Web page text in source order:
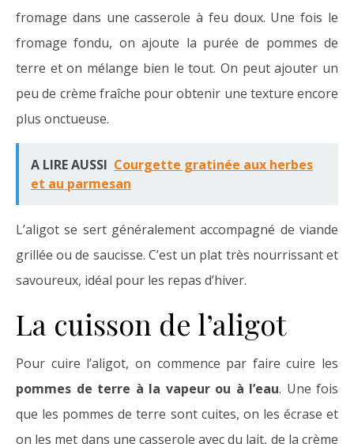
fromage dans une casserole à feu doux. Une fois le
fromage fondu, on ajoute la purée de pommes de
terre et on mélange bien le tout. On peut ajouter un
peu de crème fraîche pour obtenir une texture encore
plus onctueuse.
A LIRE AUSSI Courgette gratinée aux herbes
et au parmesan
L’aligot se sert généralement accompagné de viande
grillée ou de saucisse. C’est un plat très nourrissant et
savoureux, idéal pour les repas d’hiver.
La cuisson de l’aligot
Pour cuire l’aligot, on commence par faire cuire les
pommes de terre à la vapeur ou à l’eau. Une fois
que les pommes de terre sont cuites, on les écrase et
on les met dans une casserole avec du lait, de la crème